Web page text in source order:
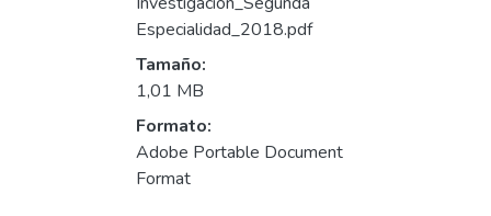
Especialidad_2018.pdf
Tamaño:
1,01 MB
Formato:
Adobe Portable Document
Format